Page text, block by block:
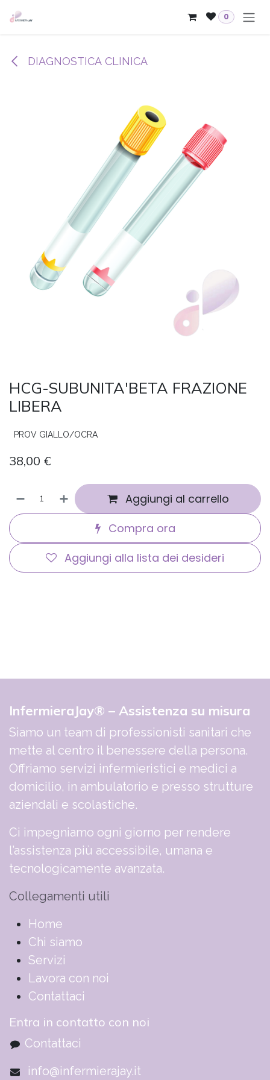
Passa al contenuto
0
DIAGNOSTICA CLINICA
HCG-SUBUNITA'BETA FRAZIONE
LIBERA
PROV GIALLO/OCRA
38,00 €
Aggiungi al carrello
Compra ora
Aggiungi alla lista dei desideri
InfermieraJay® – Assistenza su misura
Siamo un team di professionisti sanitari che
mette al centro il benessere della persona.
Offriamo servizi infermieristici e medici a
domicilio, in ambulatorio e presso strutture
aziendali e scolastiche.
Ci impegniamo ogni giorno per rendere
l’assistenza più accessibile, umana e
tecnologicamente avanzata.
Collegamenti utili
​​​​​​​​​​​​​​​​H​o​m​e
Chi siamo
Servizi
Lavora con noi
Contattaci
Entra in contatto con noi
Contattaci
info@infermierajay.it